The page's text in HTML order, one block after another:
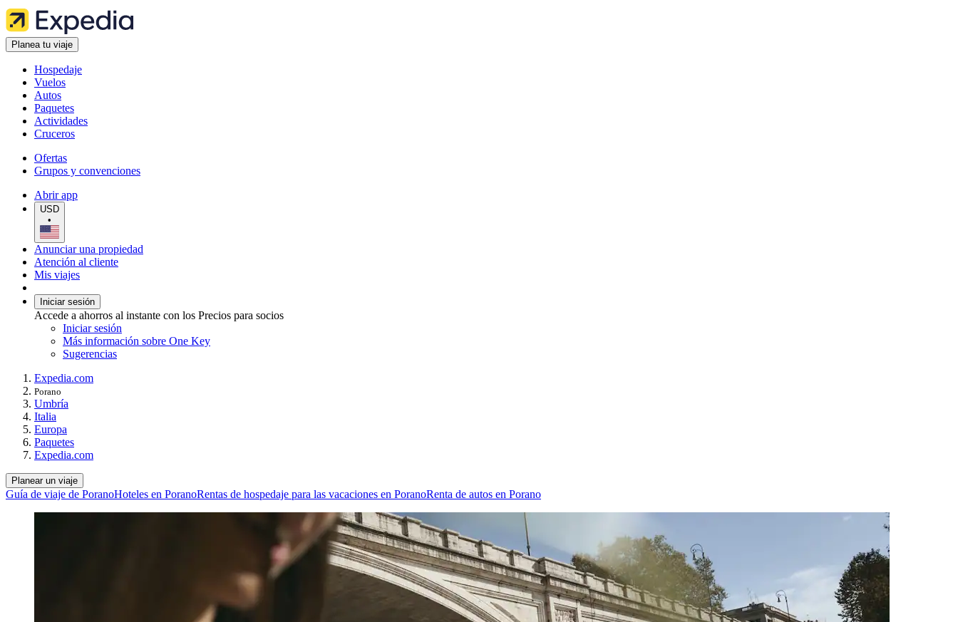
Planea tu viaje
Hospedaje
Vuelos
Autos
Paquetes
Actividades
Cruceros
Ofertas
Grupos y convenciones
Abrir app
USD
•
Anunciar una propiedad
Atención al cliente
Mis viajes
Iniciar sesión
Accede a ahorros al instante con los Precios para socios
Iniciar sesión
Más información sobre One Key
Sugerencias
Expedia.com
Porano
Umbría
Italia
Europa
Paquetes
Expedia.com
Planear un viaje
Guía de viaje de PoranoHoteles en PoranoRentas de hospedaje para las vacaciones en PoranoRenta de autos en Porano